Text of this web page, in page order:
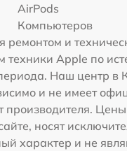
AirPods
Компьютеров
ремонтом и
техники Apple по
Наш центр в
и не имеет
производителя.
носят
характер и не